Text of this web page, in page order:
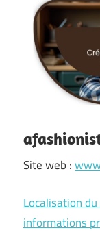
Site web :
Localisation
informations